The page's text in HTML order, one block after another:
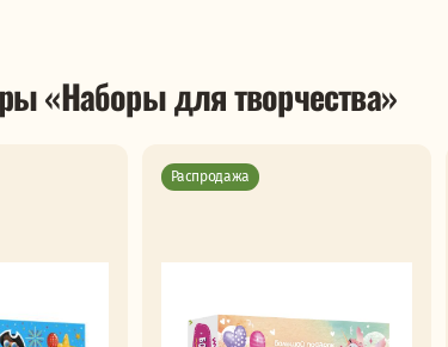
«Наборы для творчества»
Распродажа